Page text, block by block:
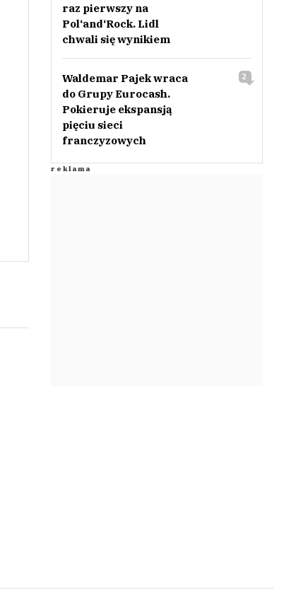
raz pierwszy na
Pol‘and‘Rock. Lidl
chwali się wynikiem
Waldemar Pajek wraca
do Grupy Eurocash.
Pokieruje ekspansją
pięciu sieci
franczyzowych
2